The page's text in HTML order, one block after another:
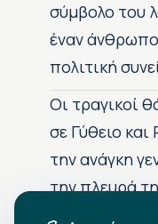
σύμβολο του
έναν άνθρωπο
πολιτική
Οι τραγικοί
σε Γύθειο
την ανάγκη
την πλευρά